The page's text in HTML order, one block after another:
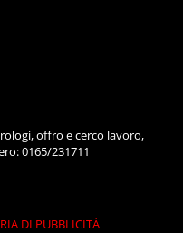
offro e cerco lavoro,
0165/231711
DI PUBBLICITÀ